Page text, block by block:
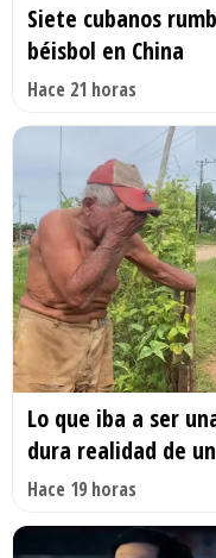
Siete cubanos
béisbol en China
Hace 21 horas
Lo que iba a ser
dura realidad de
Hace 19 horas